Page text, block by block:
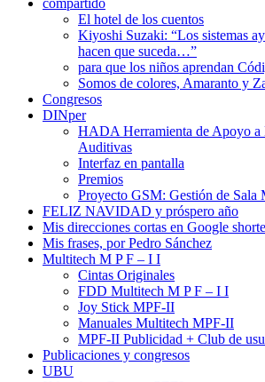
El hotel de los cuentos
Kiyoshi Suzaki: “Los sistemas
hacen que suceda…”
para que los niños aprendan
Somos de colores, Amaranto y
Congresos
DINper
HADA Herramienta de Apoyo a
Auditivas
Interfaz en pantalla
Premios
Proyecto GSM: Gestión de Sala
FELIZ NAVIDAD y próspero año
Mis direcciones cortas en Google
Mis frases, por Pedro Sánchez
Multitech M P F – I I
Cintas Originales
FDD Multitech M P F – I I
Joy Stick MPF-II
Manuales Multitech MPF-II
MPF-II Publicidad + Club de
Publicaciones y congresos
UBU